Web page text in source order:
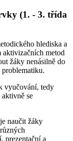
(1. - 3. třída
hlediska a
metod
žáky nenásilně do
vyučování, tedy
se
naučit žáky
prezentační a